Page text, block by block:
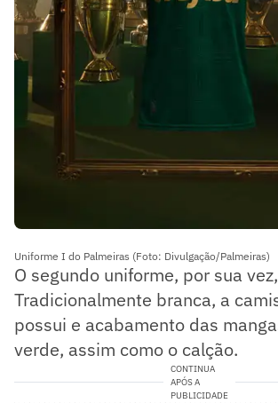
Uniforme I do Palmeiras (Foto: Divulgação/Palmeiras)
O segundo uniforme, por sua
Tradicionalmente branca, a
possui e acabamento das
verde, assim como o calção.
CONTINUA
APÓS A
PUBLICIDADE